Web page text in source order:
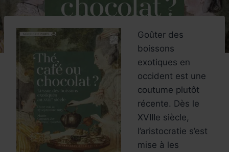
Goûter des
boissons
exotiques en
occident est une
coutume plutôt
récente. Dès le
XVIIIe siècle,
l’aristocratie s’est
mise à les